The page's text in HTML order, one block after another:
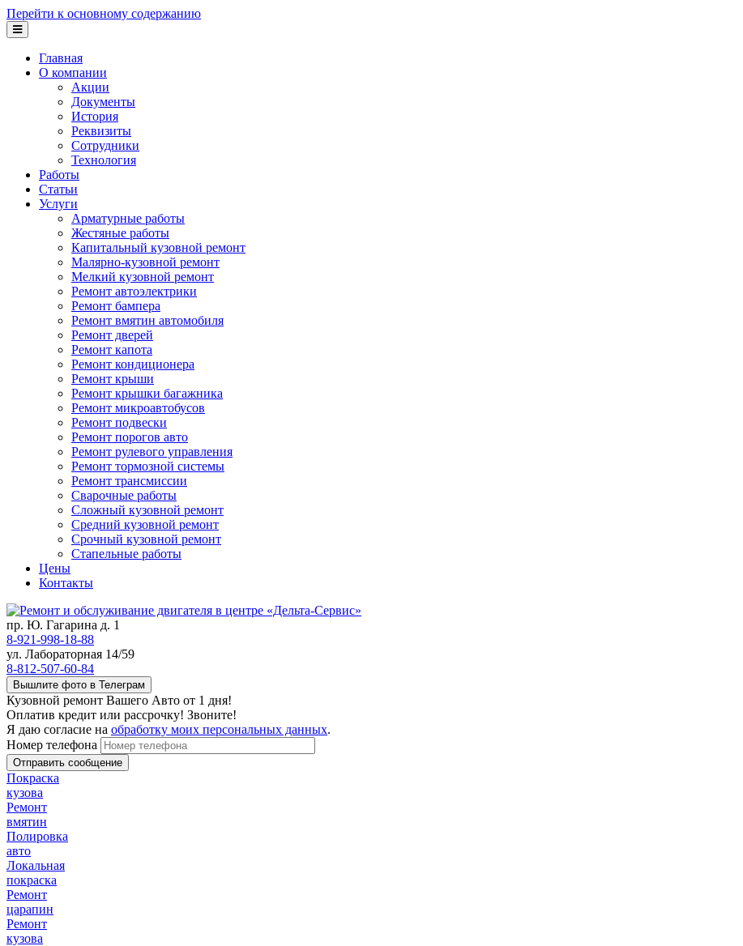
Перейти к основному содержанию
Главная
О компании
Акции
Документы
История
Реквизиты
Сотрудники
Технология
Работы
Статьи
Услуги
Арматурные работы
Жестяные работы
Капитальный кузовной ремонт
Малярно-кузовной ремонт
Мелкий кузовной ремонт
Ремонт автоэлектрики
Ремонт бампера
Ремонт вмятин автомобиля
Ремонт дверей
Ремонт капота
Ремонт кондиционера
Ремонт крыши
Ремонт крышки багажника
Ремонт микроавтобусов
Ремонт подвески
Ремонт порогов авто
Ремонт рулевого управления
Ремонт тормозной системы
Ремонт трансмиссии
Сварочные работы
Сложный кузовной ремонт
Средний кузовной ремонт
Срочный кузовной ремонт
Стапельные работы
Цены
Контакты
пр. Ю. Гагарина д. 1
8-921-998-18-88
ул. Лабораторная 14/59
8-812-507-60-84
Вышлите фото в Телеграм
Кузовной ремонт Вашего Авто от 1 дня!
Оплатив кредит или рассрочку! Звоните!
Я даю согласие на обработку моих персональных данных.
Номер телефона
Покраска
кузова
Ремонт
вмятин
Полировка
авто
Локальная
покраска
Ремонт
царапин
Ремонт
кузова